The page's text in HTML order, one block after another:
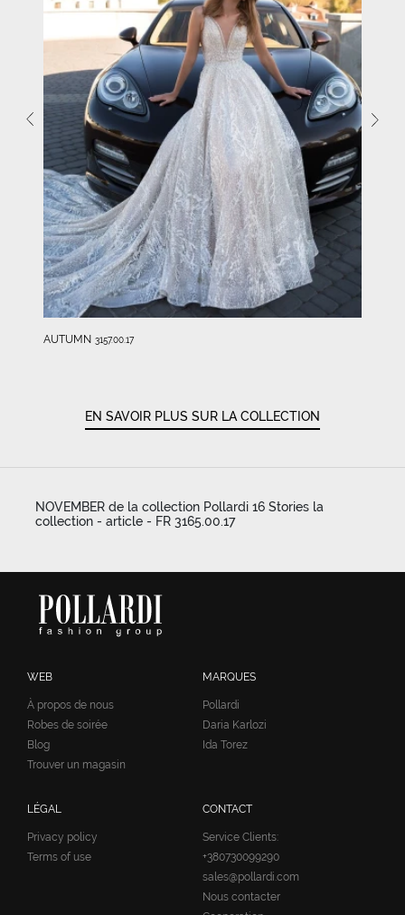
AUTUMN 3157.00.17
EN SAVOIR PLUS SUR LA COLLECTION
NOVEMBER de la collection Pollardi 16 Stories la
collection - article - FR 3165.00.17
WEB
À propos de nous
Robes de soirée
Blog
Trouver un magasin
MARQUES
Pollardi
Daria Karlozi
Ida Torez
LÉGAL
Privacy policy
Terms of use
CONTACT
Service Clients:
+380730099290
sales@pollardi.com
Nous contacter